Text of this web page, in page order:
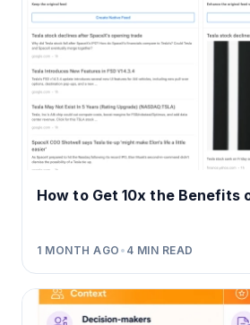
How to Get 10x the Benefits
1 MONTH AGO • 4 MIN READ